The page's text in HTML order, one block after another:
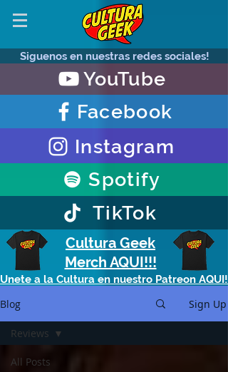
Blog Sign Up
All Posts
Reviews
Siguenos en nuestras redes sociales!
YouTube
Facebook
Instagram
Spotify
TikTok
Cultura Geek
Merch AQUI!!!
Unete a la Cultura en nuestro Patreon AQUI!